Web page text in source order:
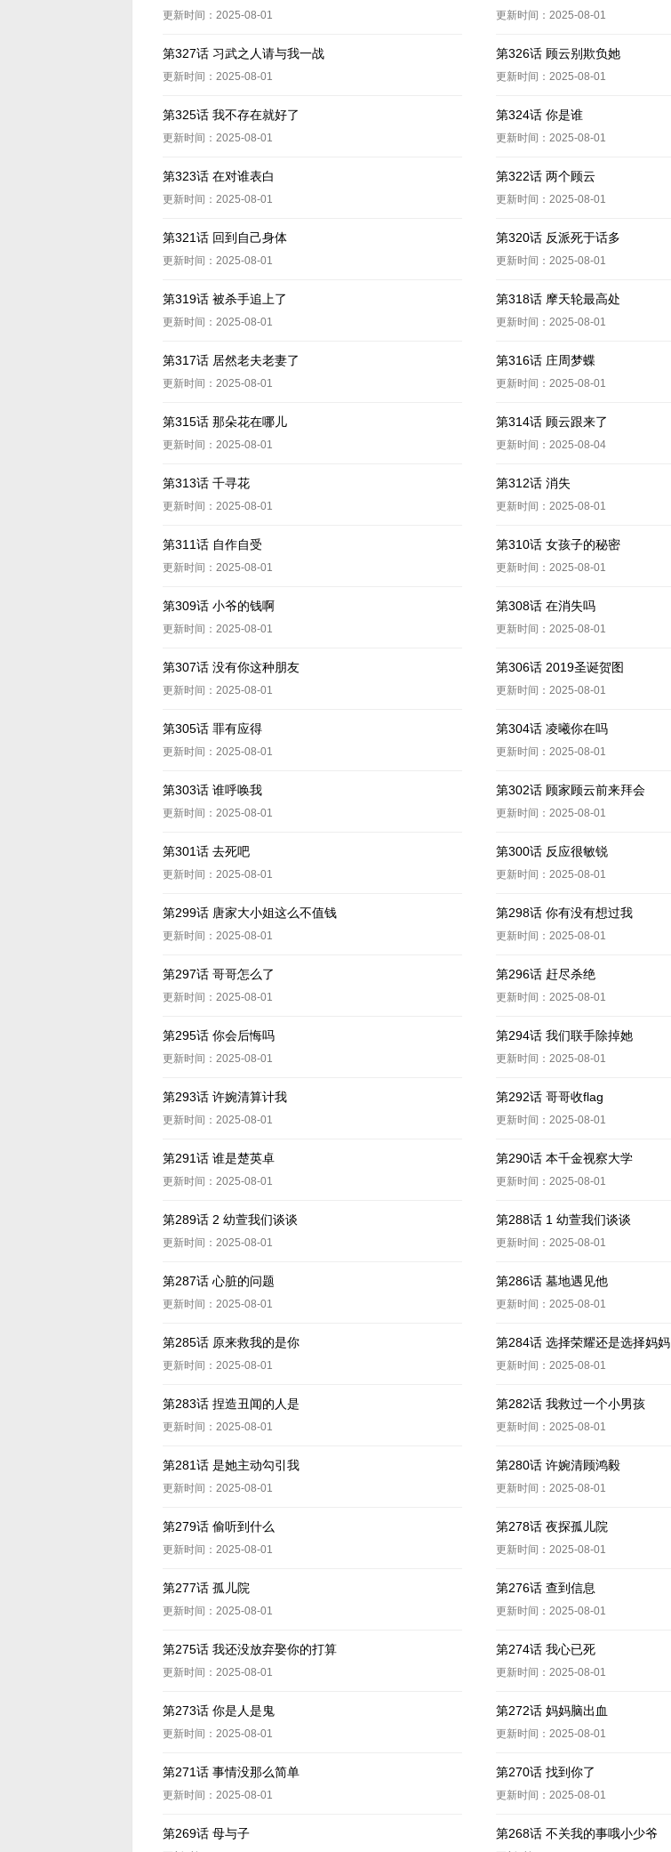
更新时间：2025-08-01 更新时间：2025-08-01
第327话 习武之人请与我一战
更新时间：2025-08-01
第326话 顾云别欺负她
更新时间：2025-08-01
第325话 我不存在就好了
更新时间：2025-08-01
第324话 你是谁
更新时间：2025-08-01
第323话 在对谁表白
更新时间：2025-08-01
第322话 两个顾云
更新时间：2025-08-01
第321话 回到自己身体
更新时间：2025-08-01
第320话 反派死于话多
更新时间：2025-08-01
第319话 被杀手追上了
更新时间：2025-08-01
第318话 摩天轮最高处
更新时间：2025-08-01
第317话 居然老夫老妻了
更新时间：2025-08-01
第316话 庄周梦蝶
更新时间：2025-08-01
第315话 那朵花在哪儿
更新时间：2025-08-01
第314话 顾云跟来了
更新时间：2025-08-04
第313话 千寻花
更新时间：2025-08-01
第312话 消失
更新时间：2025-08-01
第311话 自作自受
更新时间：2025-08-01
第310话 女孩子的秘密
更新时间：2025-08-01
第309话 小爷的钱啊
更新时间：2025-08-01
第308话 在消失吗
更新时间：2025-08-01
第307话 没有你这种朋友
更新时间：2025-08-01
第306话 2019圣诞贺图
更新时间：2025-08-01
第305话 罪有应得
更新时间：2025-08-01
第304话 凌曦你在吗
更新时间：2025-08-01
第303话 谁呼唤我
更新时间：2025-08-01
第302话 顾家顾云前来拜会
更新时间：2025-08-01
第301话 去死吧
更新时间：2025-08-01
第300话 反应很敏锐
更新时间：2025-08-01
第299话 唐家大小姐这么不值钱
更新时间：2025-08-01
第298话 你有没有想过我
更新时间：2025-08-01
第297话 哥哥怎么了
更新时间：2025-08-01
第296话 赶尽杀绝
更新时间：2025-08-01
第295话 你会后悔吗
更新时间：2025-08-01
第294话 我们联手除掉她
更新时间：2025-08-01
第293话 许婉清算计我
更新时间：2025-08-01
第292话 哥哥收flag
更新时间：2025-08-01
第291话 谁是楚英卓
更新时间：2025-08-01
第290话 本千金视察大学
更新时间：2025-08-01
第289话 2 幼萱我们谈谈
更新时间：2025-08-01
第288话 1 幼萱我们谈谈
更新时间：2025-08-01
第287话 心脏的问题
更新时间：2025-08-01
第286话 墓地遇见他
更新时间：2025-08-01
第285话 原来救我的是你
更新时间：2025-08-01
第284话 选择荣耀还是选择妈妈
更新时间：2025-08-01
第283话 捏造丑闻的人是
更新时间：2025-08-01
第282话 我救过一个小男孩
更新时间：2025-08-01
第281话 是她主动勾引我
更新时间：2025-08-01
第280话 许婉清顾鸿毅
更新时间：2025-08-01
第279话 偷听到什么
更新时间：2025-08-01
第278话 夜探孤儿院
更新时间：2025-08-01
第277话 孤儿院
更新时间：2025-08-01
第276话 查到信息
更新时间：2025-08-01
第275话 我还没放弃娶你的打算
更新时间：2025-08-01
第274话 我心已死
更新时间：2025-08-01
第273话 你是人是鬼
更新时间：2025-08-01
第272话 妈妈脑出血
更新时间：2025-08-01
第271话 事情没那么简单
更新时间：2025-08-01
第270话 找到你了
更新时间：2025-08-01
第269话 母与子 第268话 不关我的事哦小少爷